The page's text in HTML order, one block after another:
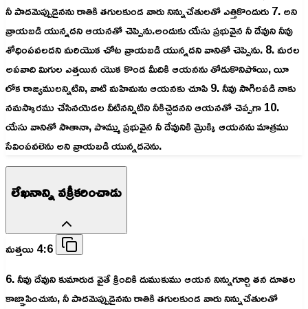
నీ పాదమెప్పుడైనను రాతికి తగులకుండ వారు నిన్నుచేతులతో ఎత్తికొందురు 7. అని
వ్రాయబడి యున్నదని ఆయనతో చెప్పెను.అందుకు యేసు ప్రభువైన నీ దేవుని నీవు
శోధింపవలదని మరియొక చోట వ్రాయబడి యున్నదని వానితో చెప్పెను. 8. మరల
అపవాది మిగుల ఎత్తయిన యొక కొండ మీదికి ఆయనను తోడుకొనిపోయి, యీ
లోక రాజ్యములన్నిటిని, వాటి మహిమను ఆయనకు చూపి 9. నీవు సాగిలపడి నాకు
నమస్కారము చేసినయెడల వీటినన్నిటిని నీకిచ్చెదనని ఆయనతో చెప్పగా 10.
యేసు వానితో సాతానా, పొమ్ము ప్రభువైన నీ దేవునికి మ్రొక్కి ఆయనను మాత్రము
సేవింపవలెను అని వ్రాయబడి యున్నదనెను.
లేఖనాన్ని వక్రీకరించాడు
మత్తయి 4:6
6. నీవు దేవుని కుమారుడ వైతే క్రిందికి దుముకుము ఆయన నిన్నుగూర్చి తన దూతల
కాజ్ఞాపించును, నీ పాదమెప్పుడైనను రాతికి తగులకుండ వారు నిన్నుచేతులతో